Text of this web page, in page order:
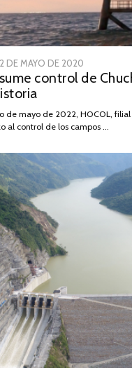
POSTED
2 DE MAYO DE 2020
DE
2026
control de
de mayo de 2022, HOCOL,
al control de los campos …